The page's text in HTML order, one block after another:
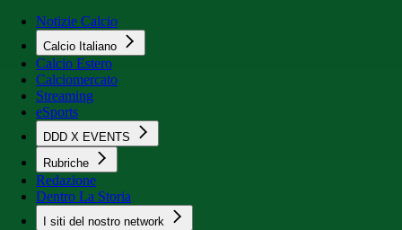
Notizie Calcio
Calcio Italiano
Calcio Estero
Calciomercato
Streaming
eSports
DDD X EVENTS
Rubriche
Redazione
Dentro La Storia
I siti del nostro network